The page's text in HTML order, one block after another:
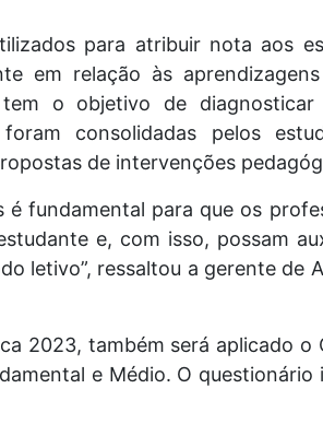
para atribuir nota aos
em relação às
o objetivo de diagnosticar
consolidadas pelos
de intervenções
fundamental para que os
e, com isso, possam
letivo”, ressaltou a gerente de
2023, também será aplicado
e Médio. O